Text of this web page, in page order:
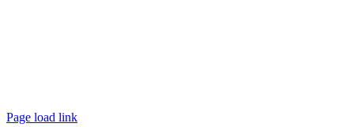
Page load link